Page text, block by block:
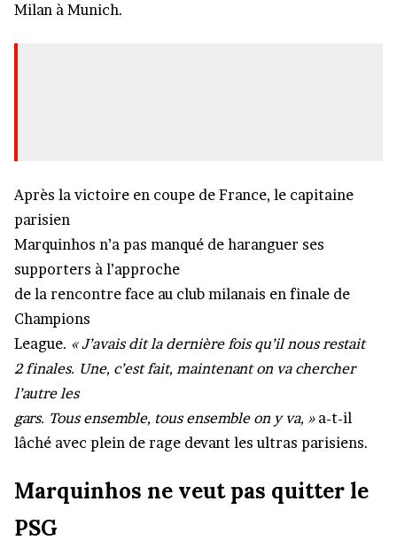
Milan à Munich.
Après la victoire en coupe de France, le capitaine
parisien
Marquinhos n’a pas manqué de haranguer ses
supporters à l’approche
de la rencontre face au club milanais en finale de
Champions
League. « J’avais dit la dernière fois qu’il nous restait
2 finales. Une, c’est fait, maintenant on va chercher
l’autre les
gars. Tous ensemble, tous ensemble on y va, »a-t-il
lâché avec plein de rage devant les ultras parisiens.
Marquinhos ne veut pas quitter le
PSG